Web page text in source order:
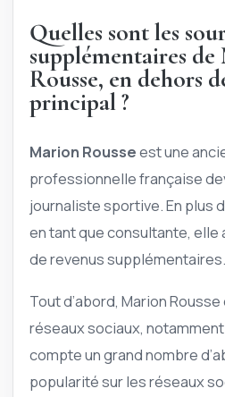
Quelles sont les
supplémentaires
Rousse, en dehors
principal ?
Marion Rousseest une
professionnelle française
journaliste sportive. En plus
en tant que consultante, elle
de revenus supplémentaires.
Tout d’abord, Marion
réseaux sociaux,
compte un grand nombre
popularité sur les réseaux